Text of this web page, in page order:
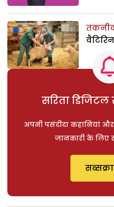
सरिता
अपनी पसंदीदा कहानियां
जानकारी के लिए